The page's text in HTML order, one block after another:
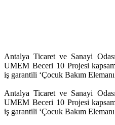
Antalya Ticaret ve Sanayi
UMEM Beceri 10 Projesi
iş garantili ‘Çocuk Bakım
Antalya Ticaret ve Sanayi
UMEM Beceri 10 Projesi
iş garantili ‘Çocuk Bakım